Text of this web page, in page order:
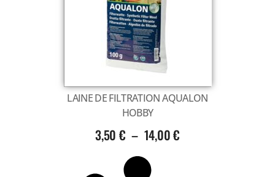
LAINE DE FILTRATION AQUALON
HOBBY
3,50 € – 14,00€